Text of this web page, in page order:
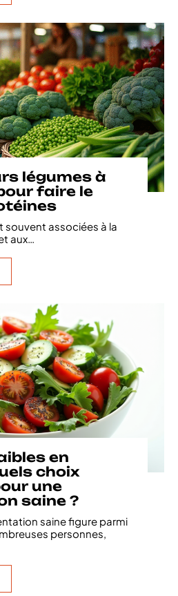
légumes à
faire le
souvent associées à la
aux…
en
choix
une
saine ?
saine figure parmi
personnes,